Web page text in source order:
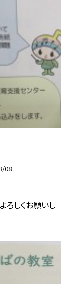
08
ろしくお願いし